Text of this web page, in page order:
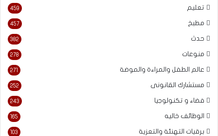
تعليم 459
مطبخ 457
حدث 382
منوعات 278
عالم الطفل والمراءة والموضة 271
مستشارك القانونى 252
فضاء و تكنولوجيا 243
الوظائف خاليه 165
برقيات التهنئة والتعزية 103